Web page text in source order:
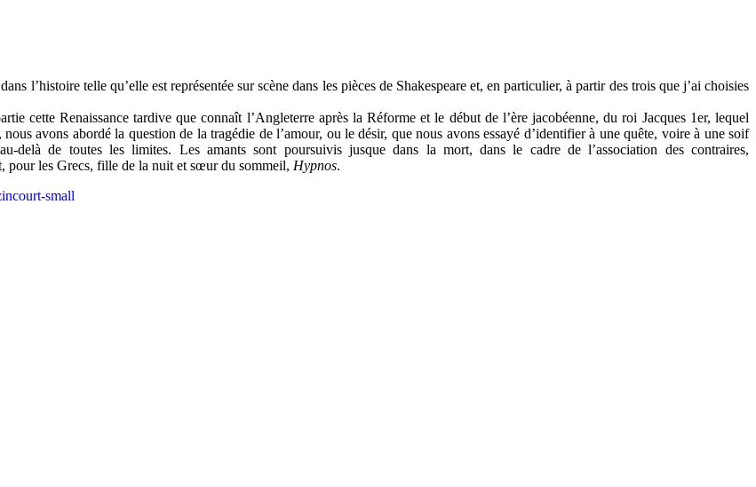
l’histoire telle qu’elle est représentée sur scène dans les pièces de Shakespeare et, en particulier, à partir des trois que j’ai choisies
cette Renaissance tardive que connaît l’Angleterre après la Réforme et le début de l’ère jacobéenne, du roi Jacques 1er, lequel
avons abordé la question de la tragédie de l’amour, ou le désir, que nous avons essayé d’identifier à une quête, voire à une soif
de toutes les limites. Les amants sont poursuivis jusque dans la mort, dans le cadre de l’association des contraires,
pour les Grecs, fille de la nuit et sœur du sommeil, Hypnos.